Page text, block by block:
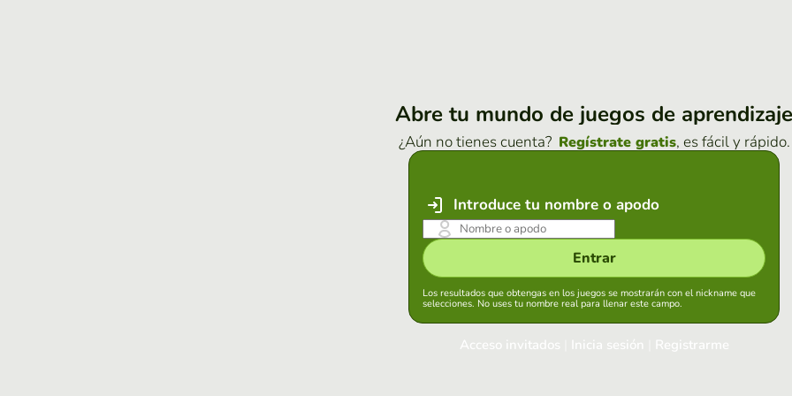
Abre tu mundo de juegos de aprendizaje
¿Aún no tienes cuenta? Regístrate gratis, es fácil y rápido.
Introduce tu nombre o apodo
Entrar
Los resultados que obtengas en los juegos se mostrarán con el nickname que
selecciones. No uses tu nombre real para llenar este campo.
Acceso invitados Inicia sesión Registrarme